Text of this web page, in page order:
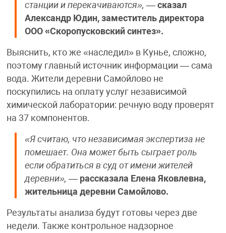
станции и перекачиваются», — сказал
Александр Юдин, заместитель директора
ООО «Скоропусковский синтез».
Выяснить, кто же «наследил» в Кунье, сложно,
поэтому главный источник информации — сама
вода. Жители деревни Самойлово не
поскупились на оплату услуг независимой
химической лаборатории: речную воду проверят
на 37 компонентов.
«Я считаю, что независимая экспертиза не
помешает. Она может быть сыграет роль
если обратиться в суд от имени жителей
деревни», — рассказала Елена Яковлевна,
жительница деревни Самойлово.
Результаты анализа будут готовы через две
недели. Также контрольное надзорное